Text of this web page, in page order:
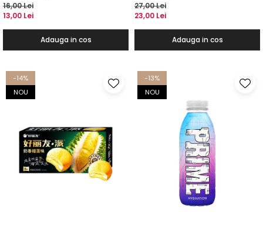
16,00 Lei
13,00 Lei
Adauga in cos
27,00 Lei
23,00 Lei
Adauga in cos
-14%
NOU
-13%
NOU